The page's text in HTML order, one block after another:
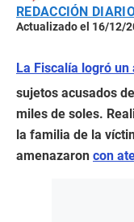
REDACCIÓN
Actualizado el 16/12/
La Fiscalía logró
sujetos acusados
miles de soles.
la familia de la
amenazaron con